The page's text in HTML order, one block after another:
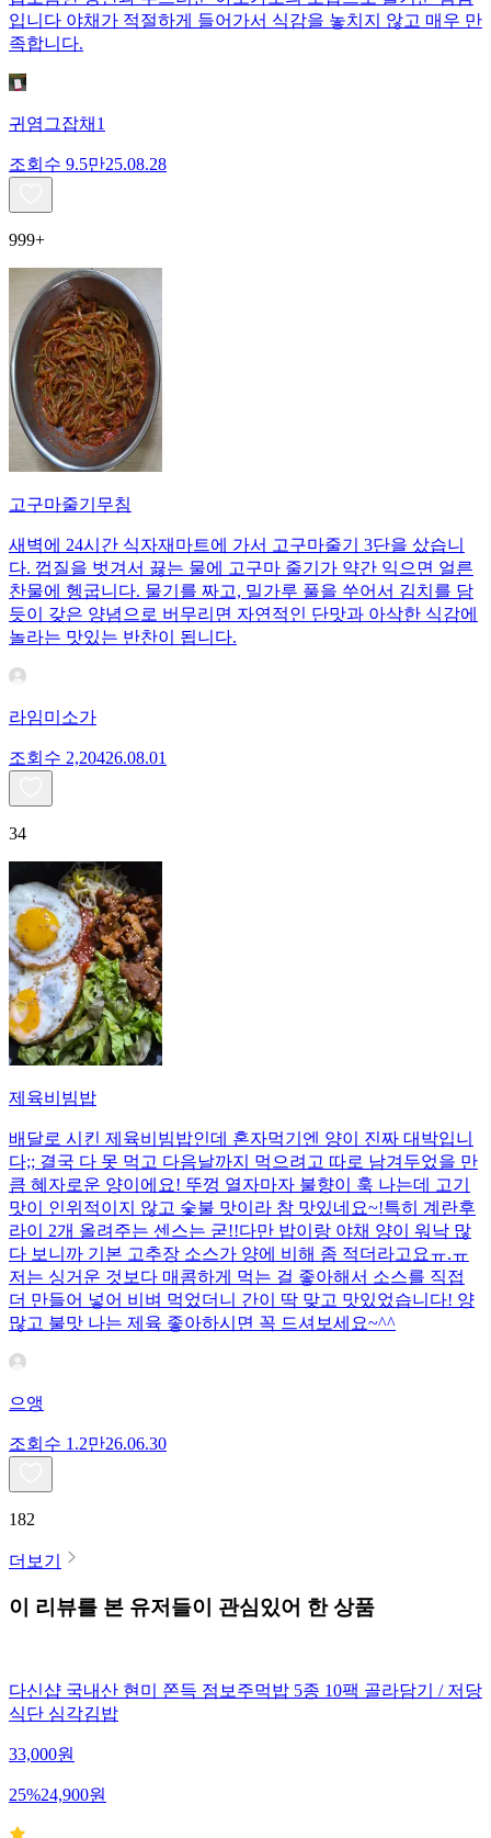
입니다 야채가 적절하게 들어가서 식감을 놓치지 않고 매우 만
족합니다.
귀염그잡채1
조회수 9.5만25.08.28
999+
고구마줄기무침
새벽에 24시간 식자재마트에 가서 고구마줄기 3단을 샀습니
다. 껍질을 벗겨서 끓는 물에 고구마 줄기가 약간 익으면 얼른
찬물에 헹굽니다. 물기를 짜고, 밀가루 풀을 쑤어서 김치를 담
듯이 갖은 양념으로 버무리면 자연적인 단맛과 아삭한 식감에
놀라는 맛있는 반찬이 됩니다.
라임미소가
조회수 2,20426.08.01
34
제육비빔밥
배달로 시킨 제육비빔밥인데 혼자먹기엔 양이 진짜 대박입니
다;; 결국 다 못 먹고 다음날까지 먹으려고 따로 남겨두었을 만
큼 혜자로운 양이에요! 뚜껑 열자마자 불향이 훅 나는데 고기
맛이 인위적이지 않고 숯불 맛이라 참 맛있네요~!특히 계란후
라이 2개 올려주는 센스는 굳!! ​다만 밥이랑 야채 양이 워낙 많
다 보니까 기본 고추장 소스가 양에 비해 좀 적더라고요ㅠ.ㅠ
저는 싱거운 것보다 매콤하게 먹는 걸 좋아해서 소스를 직접
더 만들어 넣어 비벼 먹었더니 간이 딱 맞고 맛있었습니다! 양
많고 불맛 나는 제육 좋아하시면 꼭 드셔보세요~^^
으앵
조회수 1.2만26.06.30
182
더보기
이 리뷰를 본 유저들이 관심있어 한 상품
다신샵 국내산 현미 쫀득 점보주먹밥 5종 10팩 골라담기 / 저당
식단 심각김밥
33,000원
25%24,900원